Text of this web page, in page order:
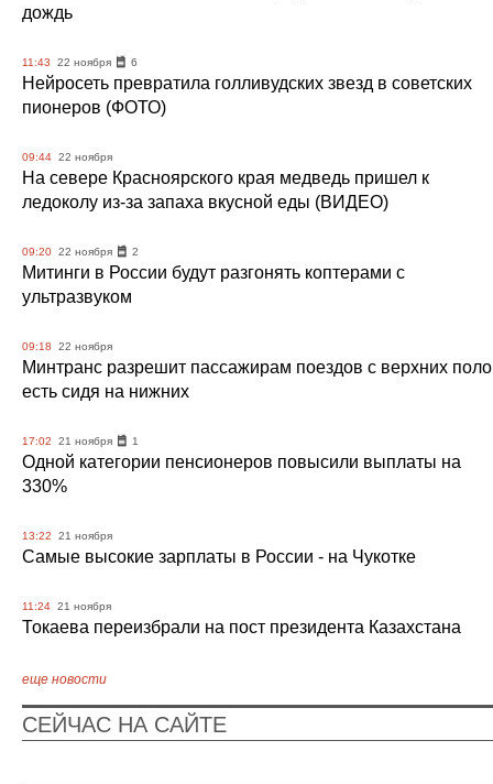
дождь
11:43 22 ноября 6
Нейросеть превратила голливудских звезд в советских
пионеров (ФОТО)
09:44 22 ноября
На севере Красноярского края медведь пришел к
ледоколу из-за запаха вкусной еды (ВИДЕО)
09:20 22 ноября 2
Митинги в России будут разгонять коптерами с
ультразвуком
09:18 22 ноября
Минтранс разрешит пассажирам поездов с верхних
есть сидя на нижних
17:02 21 ноября 1
Одной категории пенсионеров повысили выплаты на
330%
13:22 21 ноября
Самые высокие зарплаты в России - на Чукотке
11:24 21 ноября
Токаева переизбрали на пост президента Казахстана
еще новости
СЕЙЧАС НА САЙТЕ